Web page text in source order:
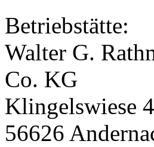
Betriebstätte:
Walter G.
Co. KG
Klingelswiese 4
56626